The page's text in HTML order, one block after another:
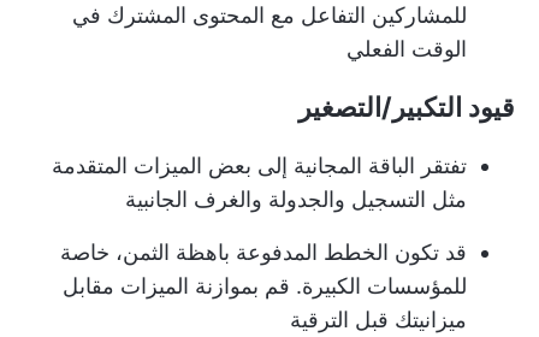
للمشاركين التفاعل مع المحتوى المشترك في
الوقت الفعلي
قيود التكبير/التصغير
تفتقر الباقة المجانية إلى بعض الميزات المتقدمة
مثل التسجيل والجدولة والغرف الجانبية
قد تكون الخطط المدفوعة باهظة الثمن، خاصة
للمؤسسات الكبيرة. قم بموازنة الميزات مقابل
ميزانيتك قبل الترقية